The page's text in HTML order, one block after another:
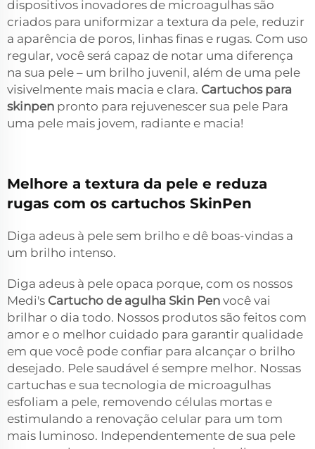
dispositivos inovadores de microagulhas são
criados para uniformizar a textura da pele, reduzir
a aparência de poros, linhas finas e rugas. Com uso
regular, você será capaz de notar uma diferença
na sua pele – um brilho juvenil, além de uma pele
visivelmente mais macia e clara. Cartuchos para
skinpen pronto para rejuvenescer sua pele Para
uma pele mais jovem, radiante e macia!
Melhore a textura da pele e reduza
rugas com os cartuchos SkinPen
Diga adeus à pele sem brilho e dê boas-vindas a
um brilho intenso.
Diga adeus à pele opaca porque, com os nossos
Medi's Cartucho de agulha Skin Pen você vai
brilhar o dia todo. Nossos produtos são feitos com
amor e o melhor cuidado para garantir qualidade
em que você pode confiar para alcançar o brilho
desejado. Pele saudável é sempre melhor. Nossas
cartuchas e sua tecnologia de microagulhas
esfoliam a pele, removendo células mortas e
estimulando a renovação celular para um tom
mais luminoso. Independentemente de sua pele